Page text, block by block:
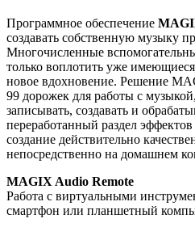
Программное обеспечение
создавать собственную музыку
Многочисленные
только воплотить уже
новое вдохновение. Решение
99 дорожек для работы с
записывать, создавать и
переработанный раздел
создание действительно
непосредственно на домашнем
MAGIX Audio Remote
Работа с виртуальными
смартфон или планшетный